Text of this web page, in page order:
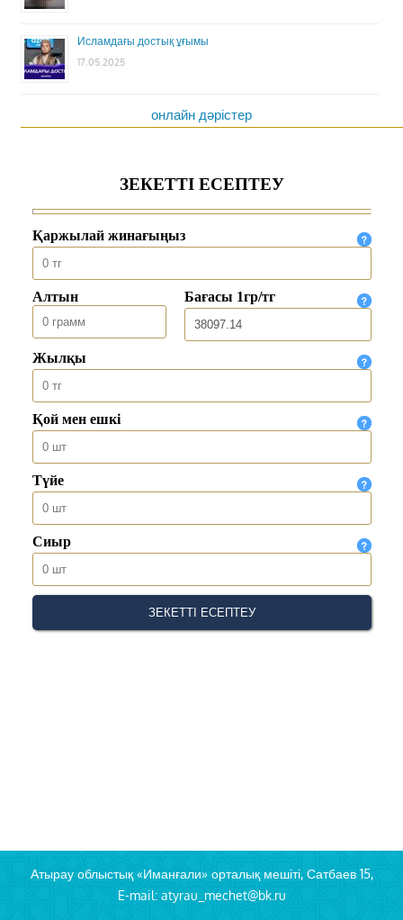
Исламдағы достық ұғымы
17.05.2025
онлайн дәрістер
Атырау облыстық «Иманғали» орталық мешіті, Сатбаев 15,
E-mail: atyrau_mechet@bk.ru